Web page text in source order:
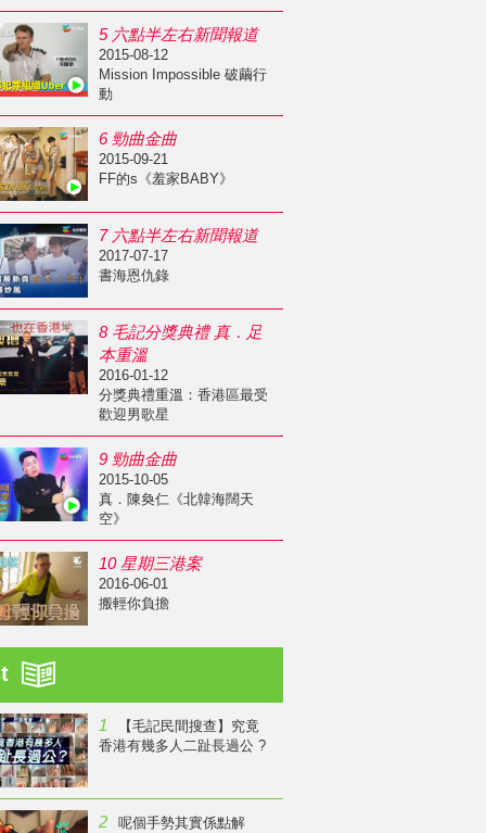
5 六點半左右新聞報道
2015-08-12
Mission Impossible 破繭行
動
6 勁曲金曲
2015-09-21
FF的s《羞家BABY》
7 六點半左右新聞報道
2017-07-17
書海恩仇錄
8 毛記分獎典禮 真．足
本重溫
2016-01-12
分獎典禮重溫：香港區最受
歡迎男歌星
9 勁曲金曲
2015-10-05
真．陳奐仁《北韓海闊天
空》
10 星期三港案
2016-06-01
搬輕你負擔
1
【毛記民間搜查】究竟
香港有幾多人二趾長過公 ?
2
呢個手勢其實係點解